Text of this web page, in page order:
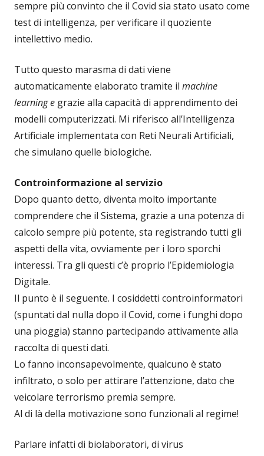
sempre più convinto che il Covid sia stato usato come
test di intelligenza, per verificare il quoziente
intellettivo medio.
Tutto questo marasma di dati viene
automaticamente elaborato tramite il machine
learninge grazie alla capacità di apprendimento dei
modelli computerizzati. Mi riferisco all’Intelligenza
Artificiale implementata con Reti Neurali Artificiali,
che simulano quelle biologiche.
Controinformazione al servizio
Dopo quanto detto, diventa molto importante
comprendere che il Sistema, grazie a una potenza di
calcolo sempre più potente, sta registrando tutti gli
aspetti della vita, ovviamente per i loro sporchi
interessi. Tra gli questi c’è proprio l’Epidemiologia
Digitale.
Il punto è il seguente. I cosiddetti controinformatori
(spuntati dal nulla dopo il Covid, come i funghi dopo
una pioggia) stanno partecipando attivamente alla
raccolta di questi dati.
Lo fanno inconsapevolmente, qualcuno è stato
infiltrato, o solo per attirare l’attenzione, dato che
veicolare terrorismo premia sempre.
Al di là della motivazione sono funzionali al regime!
Parlare infatti di biolaboratori, di virus